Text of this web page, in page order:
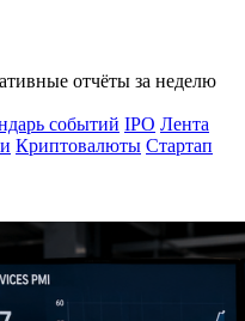
отчёты за неделю
событий IPO Лента
Криптовалюты Стартап